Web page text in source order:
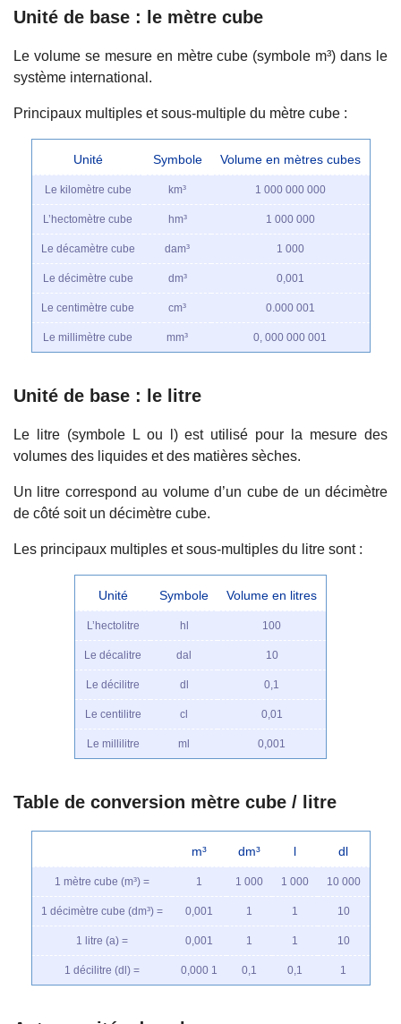
Unité de base : le mètre cube
Le volume se mesure en mètre cube (symbole m³) dans le
système international.
Principaux multiples et sous-multiple du mètre cube :
Unité Symbole Volume en mètres cubes
Le kilomètre cube km³ 1 000 000 000
L’hectomètre cube hm³ 1 000 000
Le décamètre cube dam³ 1 000
Le décimètre cube dm³ 0,001
Le centimètre cube cm³ 0.000 001
Le millimètre cube mm³ 0, 000 000 001
Unité de base : le litre
Le litre (symbole L ou l) est utilisé pour la mesure des
volumes des liquides et des matières sèches.
Un litre correspond au volume d’un cube de un décimètre
de côté soit un décimètre cube.
Les principaux multiples et sous-multiples du litre sont :
Unité Symbole Volume en litres
L’hectolitre hl 100
Le décalitre dal 10
Le décilitre dl 0,1
Le centilitre cl 0,01
Le millilitre ml 0,001
Table de conversion mètre cube / litre
m³ dm³ l dl
1 mètre cube (m³) = 1 1 000 1 000 10 000
1 décimètre cube (dm³) = 0,001 1 1 10
1 litre (a) = 0,001 1 1 10
1 décilitre (dl) = 0,000 1 0,1 0,1 1